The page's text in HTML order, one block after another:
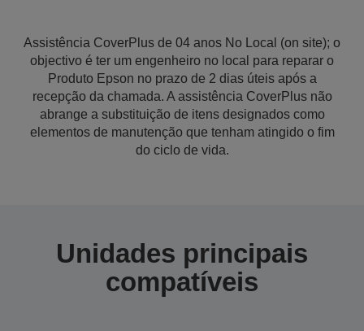
Assistência CoverPlus de 04 anos No Local (on site); o
objectivo é ter um engenheiro no local para reparar o
Produto Epson no prazo de 2 dias úteis após a
recepção da chamada. A assistência CoverPlus não
abrange a substituição de itens designados como
elementos de manutenção que tenham atingido o fim
do ciclo de vida.
Unidades principais
compatíveis